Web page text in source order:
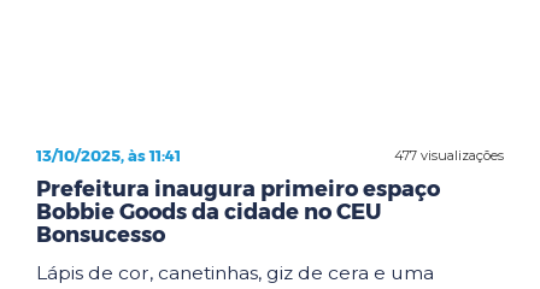
477 visualizações
13/10/2025, às 11:41
Prefeitura inaugura primeiro espaço
Bobbie Goods da cidade no CEU
Bonsucesso
Lápis de cor, canetinhas, giz de cera e uma